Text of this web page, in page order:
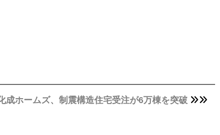
成ホームズ、制震構造住宅受注が6万棟を突破